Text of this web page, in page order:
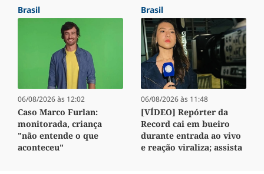
Brasil
06/08/2026 às 12:02
Caso Marco Furlan:
monitorada, criança
"não entende o que
aconteceu"
Brasil
06/08/2026 às 11:48
[VÍDEO] Repórter da
Record cai em bueiro
durante entrada ao vivo
e reação viraliza; assista